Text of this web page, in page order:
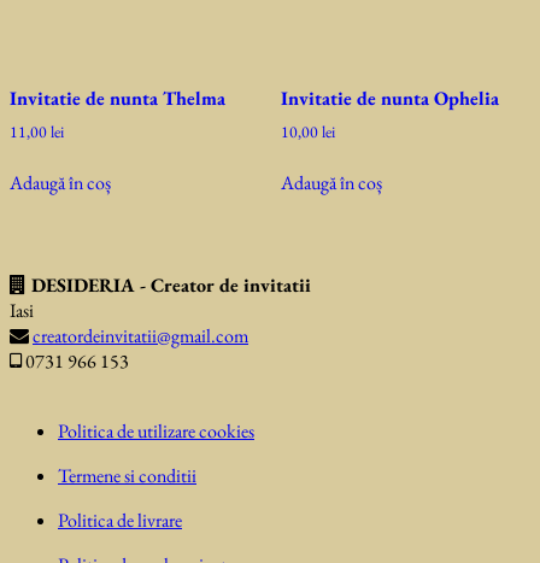
Invitatie de nunta Thelma
11,00lei
Adaugă în coș
Invitatie de nunta Ophelia
10,00lei
Adaugă în coș
DESIDERIA - Creator de invitatii
Iasi
creatordeinvitatii@gmail.com
0731 966 153
Politica de utilizare cookies
Termene si conditii
Politica de livrare